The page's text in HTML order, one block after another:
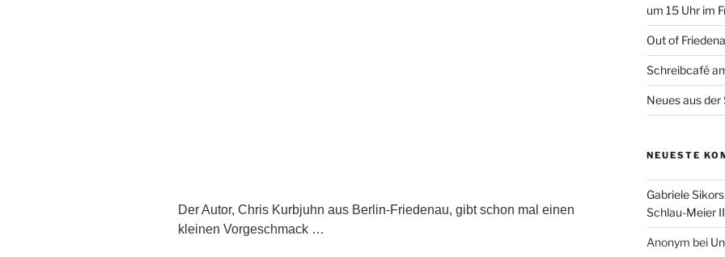
Der Autor, Chris Kurbjuhn aus Berlin-Friedenau, gibt schon mal einen
kleinen Vorgeschmack …
um 15 Uhr im
Out of
Schreibcafé
Neues aus
NEUESTE
Gabriele
Schlau-Meier II
Anonym bei